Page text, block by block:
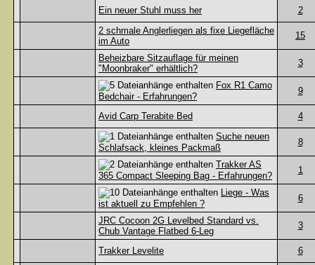
Ein neuer Stuhl muss her
2
2 schmale Anglerliegen als fixe Liegefläche
im Auto
15
Beheizbare Sitzauflage für meinen
"Moonbraker" erhältlich?
3
Fox R1 Camo
Bedchair - Erfahrungen?
9
Avid Carp Terabite Bed
4
Suche neuen
Schlafsack, kleines Packmaß
8
Trakker AS
365 Compact Sleeping Bag - Erfahrungen?
1
Liege - Was
ist aktuell zu Empfehlen ?
6
JRC Cocoon 2G Levelbed Standard vs.
Chub Vantage Flatbed 6-Leg
3
Trakker Levelite
6